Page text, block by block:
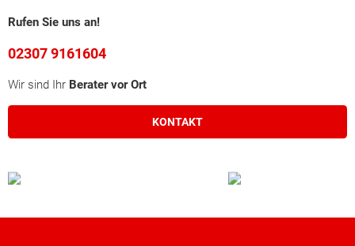
Rufen Sie uns an!
02307 9161604
Wir sind Ihr Berater vor Ort
KONTAKT